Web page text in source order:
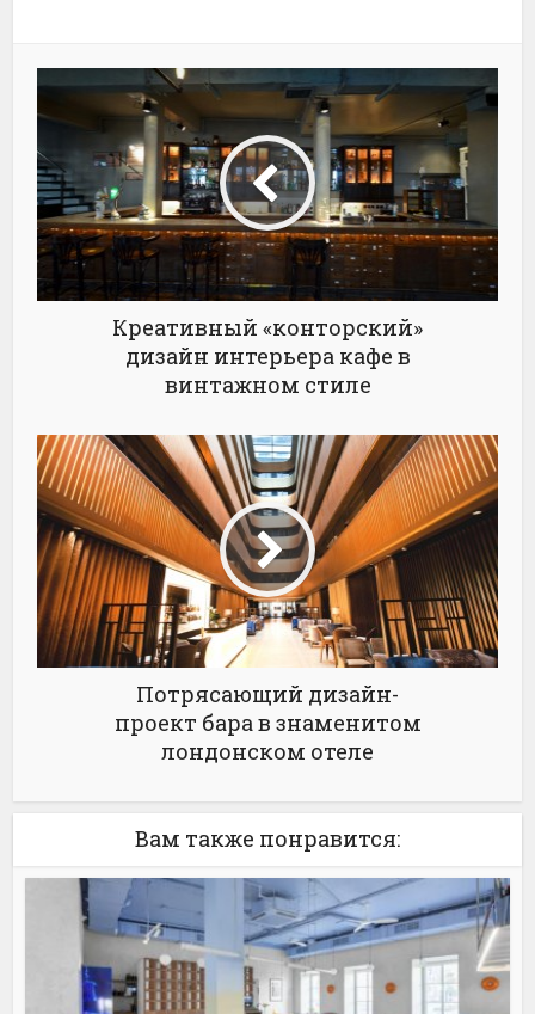
Креативный «конторский»
дизайн интерьера кафе в
винтажном стиле
Потрясающий дизайн-
проект бара в знаменитом
лондонском отеле
Вам также понравится: